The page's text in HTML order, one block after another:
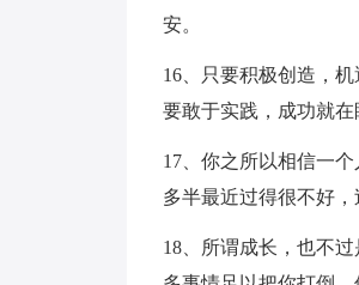
安。
16、只要积极创造，
要敢于实践，成功就在
17、你之所以相信一
多半最近过得很不好，
18、所谓成长，也不